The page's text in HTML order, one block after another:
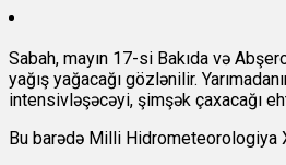
Sabah, mayın 17-si Bakıda və
yağış yağacağı gözlənilir.
intensivləşəcəyi, şimşək çaxacağı
Bu barədə Milli Hidrometeorologiya